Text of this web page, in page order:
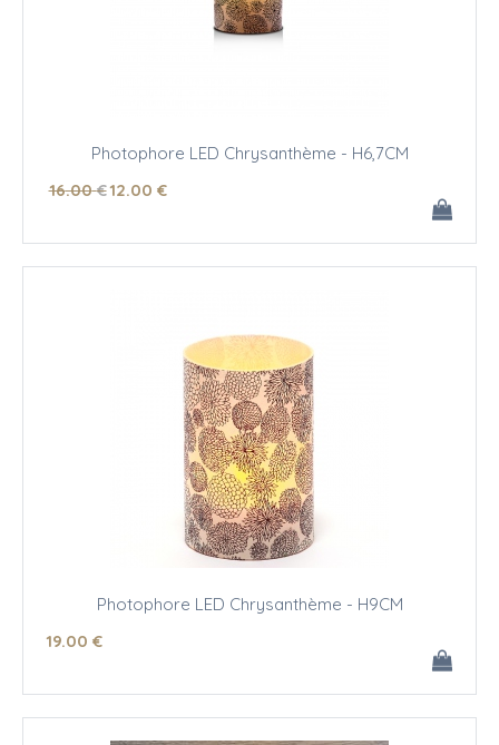
Photophore LED Chrysanthème - H6,7CM
16.00 €12.00 €
Photophore LED Chrysanthème - H9CM
19.00 €